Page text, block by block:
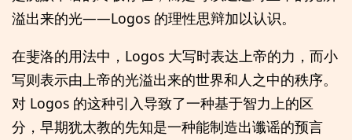
溢出来的光——Logos 的理性思辩加以认识。
在斐洛的用法中，Logos 大写时表达上帝的力，而小
写则表示由上帝的光溢出来的世界和人之中的秩序。
对 Logos 的这种引入导致了一种基于智力上的区
分，早期犹太教的先知是一种能制造出谶谣的预言